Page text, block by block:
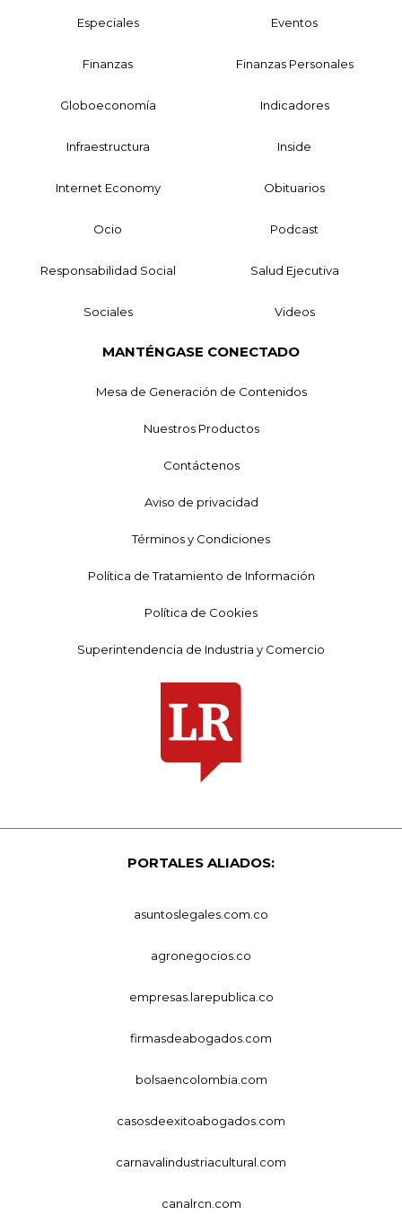
Especiales Eventos
Finanzas Finanzas Personales
Globoeconomía Indicadores
Infraestructura Inside
Internet Economy Obituarios
Ocio Podcast
Responsabilidad Social Salud Ejecutiva
Sociales Videos
MANTÉNGASE CONECTADO
Mesa de Generación de Contenidos
Nuestros Productos
Contáctenos
Aviso de privacidad
Términos y Condiciones
Política de Tratamiento de Información
Política de Cookies
Superintendencia de Industria y Comercio
PORTALES ALIADOS:
asuntoslegales.com.co
agronegocios.co
empresas.larepublica.co
firmasdeabogados.com
bolsaencolombia.com
casosdeexitoabogados.com
carnavalindustriacultural.com
canalrcn.com